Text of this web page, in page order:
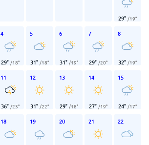
29° /19°
4
29° /18°
5
31° /18°
6
31° /19°
7
29° /20°
8
32° /19°
11
36° /23°
12
31° /22°
13
29° /18°
14
27° /19°
15
24° /17°
18 19 20 21 22